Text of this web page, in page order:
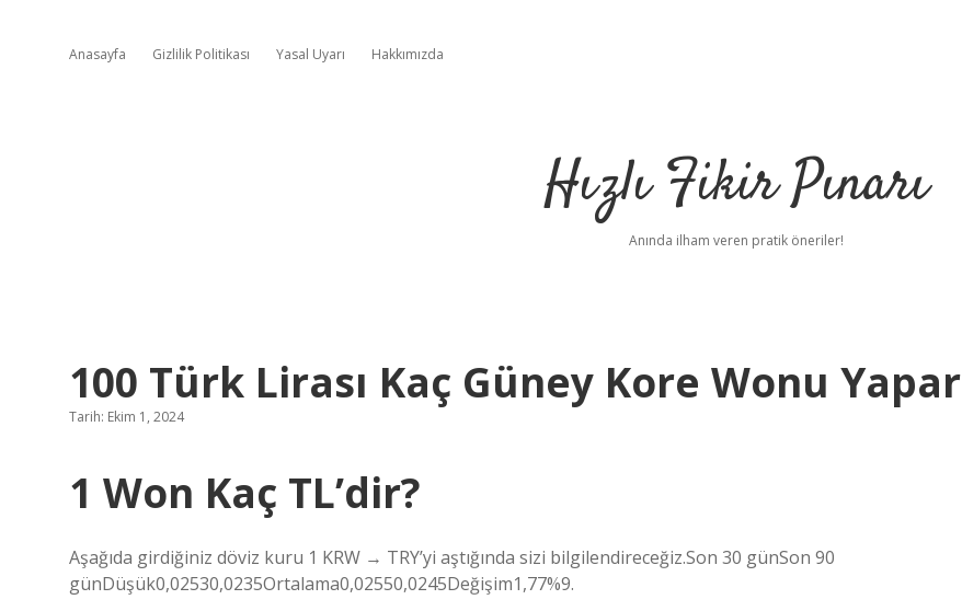
Anasayfa Gizlilik Politikası Yasal Uyarı Hakkımızda
Hızlı Fikir Pınarı
Anında ilham veren pratik öneriler!
100 Türk Lirası Kaç Güney Kore Wonu Yapar
Tarih: Ekim 1, 2024
1 Won Kaç TL’dir?
Aşağıda girdiğiniz döviz kuru 1 KRW → TRY’yi aştığında sizi bilgilendireceğiz.Son 30 günSon 90
günDüşük0,02530,0235Ortalama0,02550,0245Değişim1,77%9.